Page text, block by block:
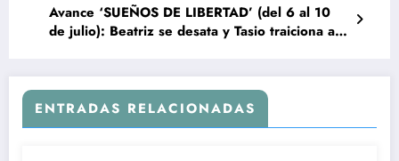
Avance ‘SUEÑOS DE LIBERTAD’ (del 6 al 10
de julio): Beatriz se desata y Tasio traiciona a
ENTRADAS RELACIONADAS